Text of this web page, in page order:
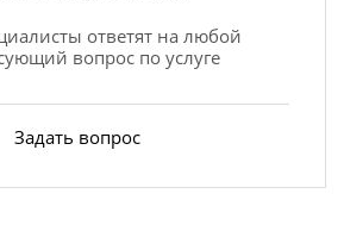
ответят на любой
вопрос по услуге
Задать вопрос